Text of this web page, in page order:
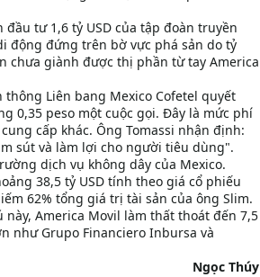
tư 1,6 tỷ USD của tập đoàn truyền
động đứng trên bờ vực phá sản do tỷ
chưa giành được thị phần từ tay America
Liên bang Mexico Cofetel quyết
0,35 peso một cuộc gọi. Đây là mức phí
cấp khác. Ông Tomassi nhận định:
sút và làm lợi cho người tiêu dùng".
dịch vụ không dây của Mexico.
38,5 tỷ USD tính theo giá cổ phiếu
62% tổng giá trị tài sản của ông Slim.
America Movil làm thất thoát đến 7,5
như Grupo Financiero Inbursa và
Ngọc Thúy